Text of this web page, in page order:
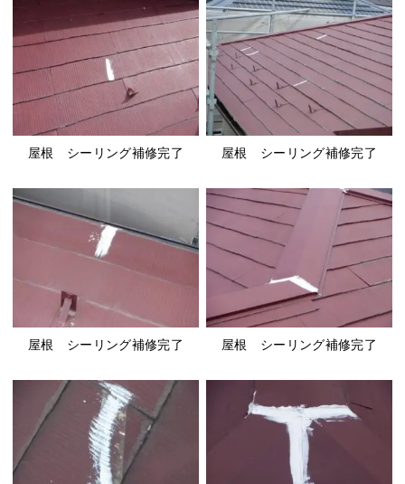
屋根 シーリング補修完了 屋根 シーリング補修完了
屋根 シーリング補修完了 屋根 シーリング補修完了